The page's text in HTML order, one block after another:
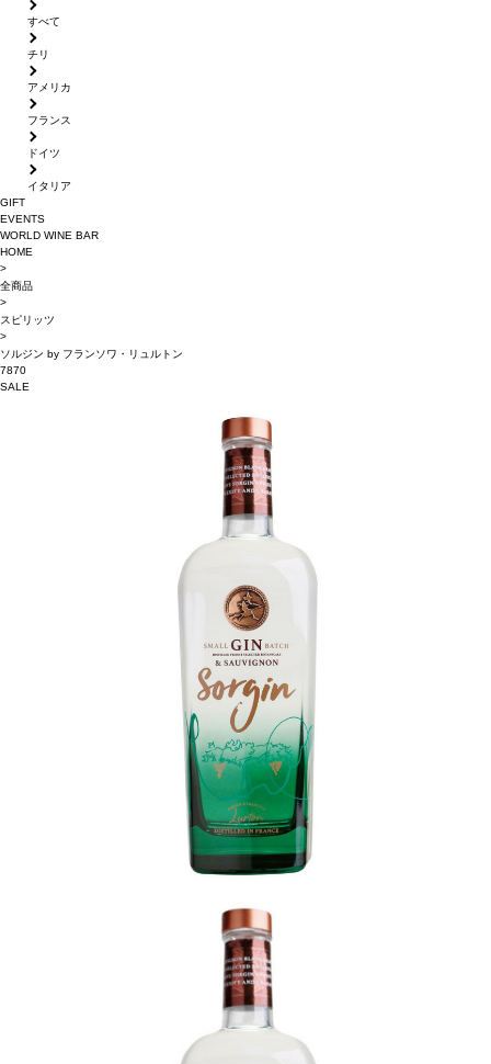
すべて
チリ
アメリカ
フランス
ドイツ
イタリア
GIFT
EVENTS
WORLD WINE BAR
HOME
>
全商品
>
スピリッツ
>
ソルジン by フランソワ・リュルトン
7870
SALE